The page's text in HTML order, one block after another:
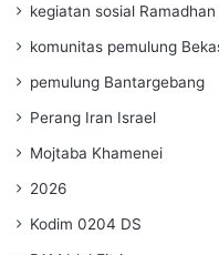
kegiatan sosial Ramadhan
komunitas pemulung
pemulung Bantargebang
Perang Iran Israel
Mojtaba Khamenei
2026
Kodim 0204 DS